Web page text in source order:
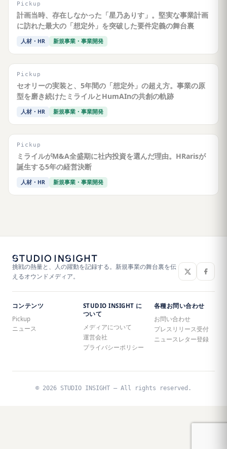
Pickup
計画当時、存在しなかった「星乃ありす」。堅実な事業計画
に訪れた最大の「想定外」を突破した要件定義の舞台裏
人材・HR 新規事業・事業開発
Pickup
セオリーの実装と、5年間の「想定外」の超え方。事業の原
型を磨き続けたミライルとHumAInの共創の軌跡
人材・HR 新規事業・事業開発
Pickup
ミライルがM&A全盛期に社内投資を選んだ理由。HRarisが
誕生する5年の経営決断
人材・HR 新規事業・事業開発
挑戦の熱量と、人の躍動を記録する。新規事業の舞台裏を伝
えるオウンドメディア。
コンテンツ
Pickup
ニュース
STUDIO INSIGHT に
ついて
メディアについて
運営会社
プライバシーポリシー
各種お問い合わせ
お問い合わせ
プレスリリース受付
ニュースレター登録
© 2026 STUDIO INSIGHT — All rights reserved.